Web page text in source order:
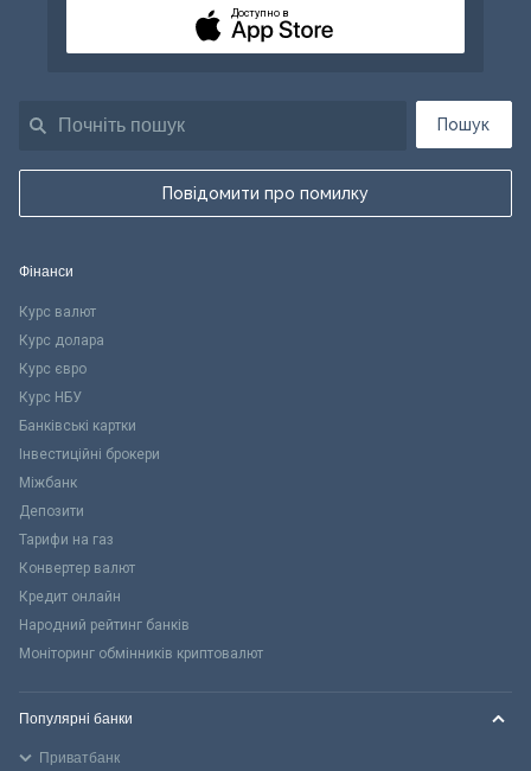
Пошук
Повідомити про помилку
Доступно в
Фінанси
Курс валют
Курс долара
Курс євро
Курс НБУ
Банківські картки
Інвестиційні брокери
Міжбанк
Депозити
Тарифи на газ
Конвертер валют
Кредит онлайн
Народний рейтинг банків
Моніторинг обмінників криптовалют
Популярні банки
Приватбанк